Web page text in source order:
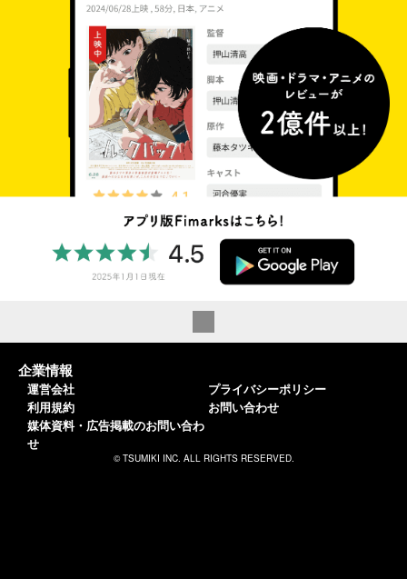
企業情報
運営会社
利用規約
媒体資料・広告掲載のお問い合わ
せ
プライバシーポリシー
お問い合わせ
© TSUMIKI INC. ALL RIGHTS RESERVED.